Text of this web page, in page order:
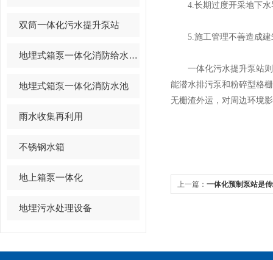
双筒一体化污水提升泵站
地埋式箱泵一体化消防给水设备
地埋式箱泵一体化消防水池
雨水收集再利用
不锈钢水箱
地上箱泵一体化
地埋污水处理设备
4.长期过度开采地下水
5.施工管理不善造成建
一体化污水提升泵站则
能潜水排污泵和粉碎型格
无栅渣外运，对周边环境
上一篇： 一体化预制泵站是